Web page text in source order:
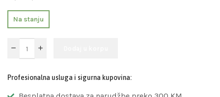
Na stanju
Profesionalna usluga i sigurna kupovina: